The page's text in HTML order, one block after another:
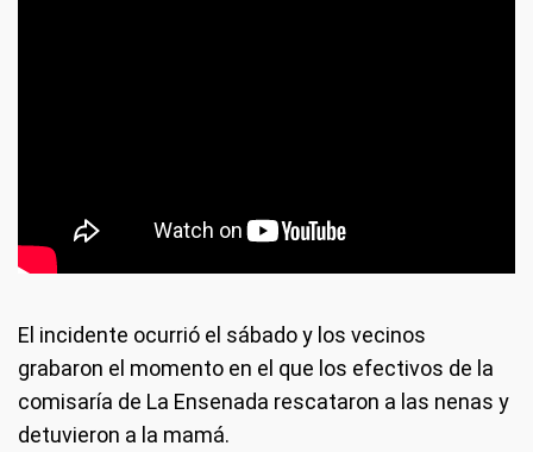
El incidente ocurrió el sábado y los vecinos
grabaron el momento en el que los efectivos de la
comisaría de La Ensenada rescataron a las nenas y
detuvieron a la mamá.